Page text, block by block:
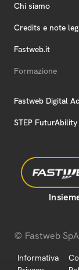
Chi siamo
Credits e note
Fastweb.it
Formazione
Fastweb Digital
STEP
© Fastweb
Informativa